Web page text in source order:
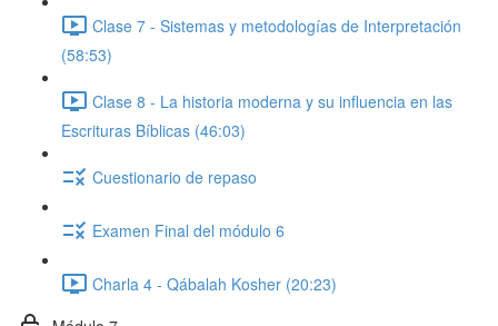
Clase 7 - Sistemas y metodologías de Interpretación
(58:53)
Clase 8 - La historia moderna y su influencia en las
Escrituras Bíblicas (46:03)
Cuestionario de repaso
Examen Final del módulo 6
Charla 4 - Qábalah Kosher (20:23)